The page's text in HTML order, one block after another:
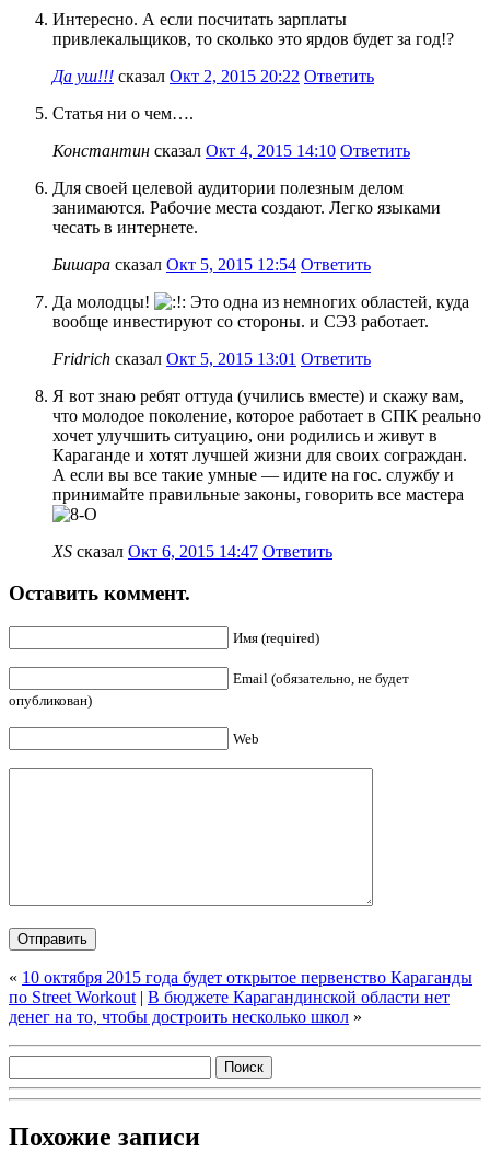
Интересно. А если посчитать зарплаты
привлекальщиков, то сколько это ярдов будет за год!?
Да уш!!! сказал Окт 2, 2015 20:22 Ответить
Статья ни о чем….
Константин сказал Окт 4, 2015 14:10 Ответить
Для своей целевой аудитории полезным делом
занимаются. Рабочие места создают. Легко языками
чесать в интернете.
Бишара сказал Окт 5, 2015 12:54 Ответить
Да молодцы!
Это одна из немногих областей, куда
вообще инвестируют со стороны. и СЭЗ работает.
Fridrich сказал Окт 5, 2015 13:01 Ответить
Я вот знаю ребят оттуда (учились вместе) и скажу вам,
что молодое поколение, которое работает в СПК реально
хочет улучшить ситуацию, они родились и живут в
Караганде и хотят лучшей жизни для своих сограждан.
А если вы все такие умные — идите на гос. службу и
принимайте правильные законы, говорить все мастера
XS сказал Окт 6, 2015 14:47 Ответить
Оставить коммент.
Имя (required)
Email (обязательно, не будет
опубликован)
Web
« 10 октября 2015 года будет открытое первенство Караганды
по Street Workout | В бюджете Карагандинской области нет
денег на то, чтобы достроить несколько школ »
Похожие записи